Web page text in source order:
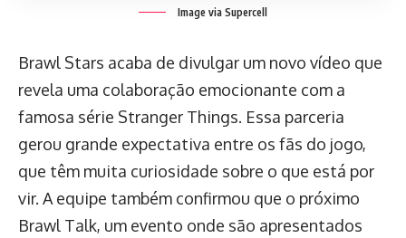
Image via Supercell
Brawl Stars acaba de divulgar um novo vídeo que
revela uma colaboração emocionante com a
famosa série Stranger Things. Essa parceria
gerou grande expectativa entre os fãs do jogo,
que têm muita curiosidade sobre o que está por
vir. A equipe também confirmou que o próximo
Brawl Talk, um evento onde são apresentados